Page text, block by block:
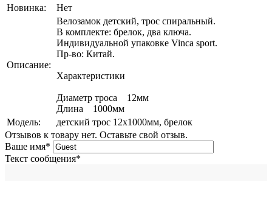
Новинка:
Нет
Описание:
Велозамок детский, трос спиральный.
В комплекте: брелок, два ключа.
Индивидуальной упаковке Vinca sport.
Пр-во: Китай.
Характеристики
Диаметр троса 12мм
Длина 1000мм
Модель:
детский трос 12х1000мм, брелок
Отзывов к товару нет. Оставьте свой отзыв.
Ваше имя*
Текст сообщения*